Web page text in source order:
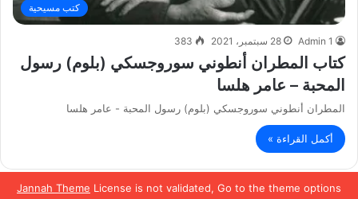
Jannah Theme License is not validated, Go to the theme options
كتب مسيحية
Admin 1 28 سبتمبر، 2021 383
كتاب المطران أنطوني سوروجسكي (بلوم) رسول
المحبة – عامر هلسا
المطران أنطوني سوروجسكي (بلوم) رسول المحبة - عامر هلسا
أكمل القراءة »
الصفحة التالية